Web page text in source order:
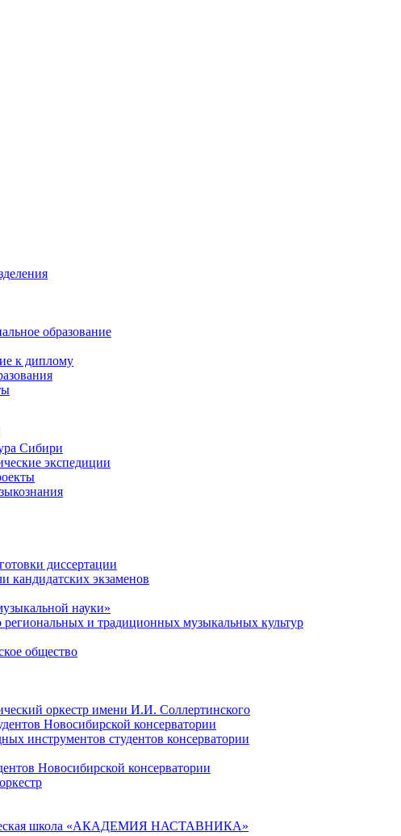
консерватория имени М. И. Глинки
консерватория имени М. И. Глинки — высшее
и указом министерства культуры РСФСР,
пор остаётся единственным за пределами
образование
к диплому
Сибири
экспедиции
диссертации
кандидатских экзаменов
науки»
и традиционных музыкальных культур
общество
оркестр имени И.И. Соллертинского
Новосибирской консерватории
инструментов студентов консерватории
Новосибирской консерватории
школа «АКАДЕМИЯ НАСТАВНИКА»